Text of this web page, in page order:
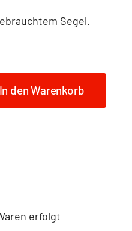
Segel.
In den Warenkorb
erfolgt